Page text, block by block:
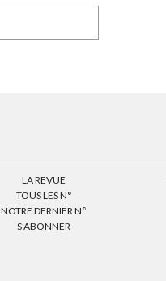
LA REVUE
TOUS LES N°
NOTRE DERNIER N°
S’ABONNER